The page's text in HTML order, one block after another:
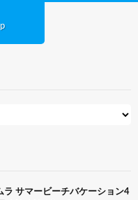
ラ サマービーチバケーション4